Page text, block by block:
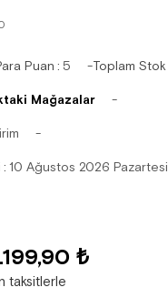
Puan : 5 Toplam
Mağazalar
: 10 Ağustos 2026 Pazartesi
₺
taksitlerle